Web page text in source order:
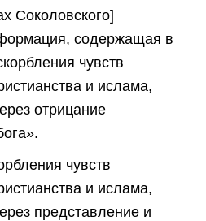
Соколовского]
содержащая в
чувств
и ислама,
отрицание
чувств
и ислама,
представление и